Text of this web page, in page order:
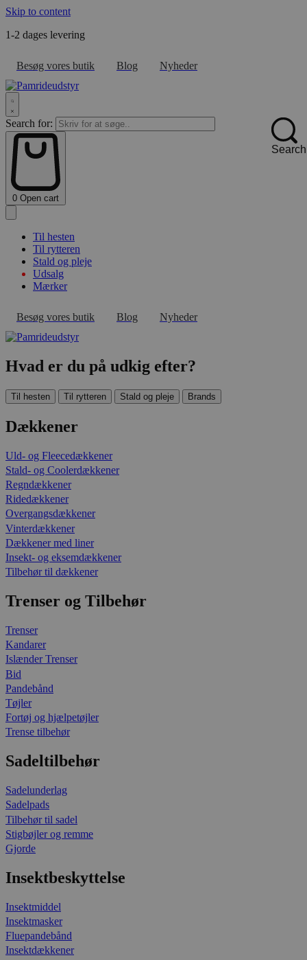
Skip to content
1-2 dages levering
Besøg vores butik Blog Nyheder
Search for:
Search
0 Open cart
Til hesten
Til rytteren
Stald og pleje
Udsalg
Mærker
Besøg vores butik Blog Nyheder
Hvad er du på udkig efter?
Til hesten Til rytteren Stald og pleje Brands
Dækkener
Uld- og Fleecedækkener
Stald- og Coolerdækkener
Regndækkener
Ridedækkener
Overgangsdækkener
Vinterdækkener
Dækkener med liner
Insekt- og eksemdækkener
Tilbehør til dækkener
Trenser og Tilbehør
Trenser
Kandarer
Islænder Trenser
Bid
Pandebånd
Tøjler
Fortøj og hjælpetøjler
Trense tilbehør
Sadeltilbehør
Sadelunderlag
Sadelpads
Tilbehør til sadel
Stigbøjler og remme
Gjorde
Insektbeskyttelse
Insektmiddel
Insektmasker
Fluepandebånd
Insektdækkener